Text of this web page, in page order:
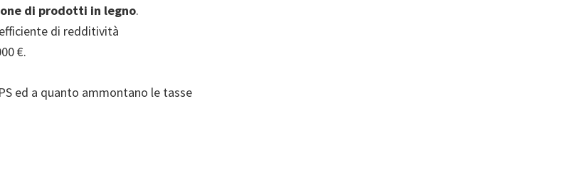
di prodotti in legno.
di redditività
€.
ed a quanto ammontano le tasse